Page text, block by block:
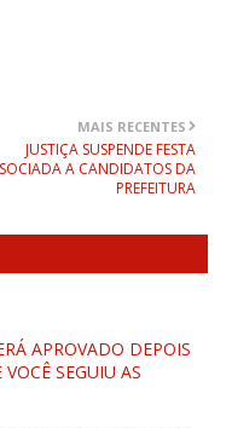
MAIS RECENTES
JUSTIÇA SUSPENDE FESTA
A CANDIDATOS DA
PREFEITURA
APROVADO DEPOIS
SEGUIU AS